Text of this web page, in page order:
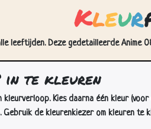
Kleur
leeftijden. Deze gedetailleerde Anime
in te kleuren
Kies daarna één kleur
de kleurenkiezer om kleuren te